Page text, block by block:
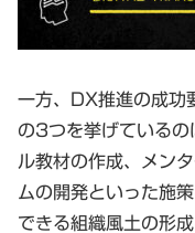
一方、DX推進の成功
の3つを挙げているの
ル教材の作成、メン
ムの開発といった施
できる組織風土の形